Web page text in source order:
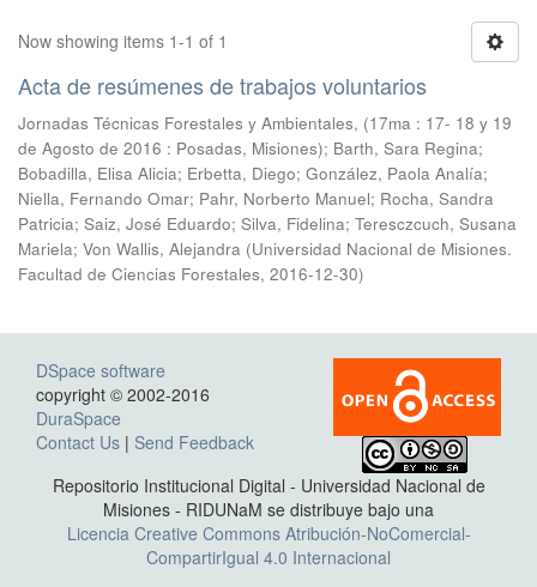
Now showing items 1-1 of 1
Acta de resúmenes de trabajos voluntarios
Jornadas Técnicas Forestales y Ambientales, (17ma : 17- 18 y 19
de Agosto de 2016 : Posadas, Misiones); Barth, Sara Regina;
Bobadilla, Elisa Alicia; Erbetta, Diego; González, Paola Analía;
Niella, Fernando Omar; Pahr, Norberto Manuel; Rocha, Sandra
Patricia; Saiz, José Eduardo; Silva, Fidelina; Teresczcuch, Susana
Mariela; Von Wallis, Alejandra (Universidad Nacional de Misiones.
Facultad de Ciencias Forestales, 2016-12-30)
DSpace software
copyright © 2002-2016
DuraSpace
Contact Us | Send Feedback
Repositorio Institucional Digital - Universidad Nacional de
Misiones - RIDUNaM se distribuye bajo una
Licencia Creative Commons Atribución-NoComercial-
CompartirIgual 4.0 Internacional